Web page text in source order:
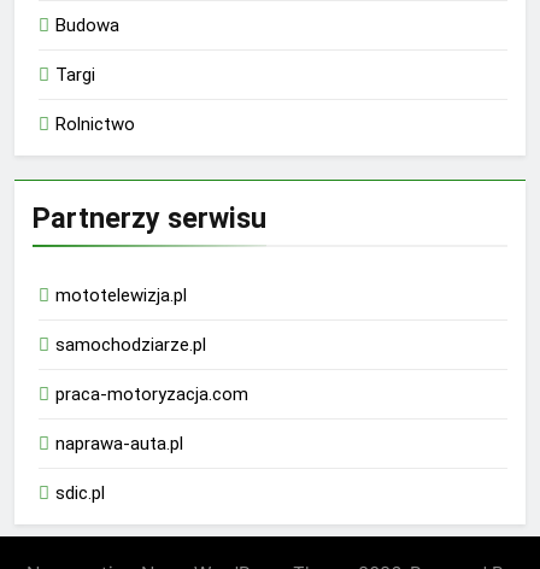
Budowa
Targi
Rolnictwo
Partnerzy serwisu
mototelewizja.pl
samochodziarze.pl
praca-motoryzacja.com
naprawa-auta.pl
sdic.pl